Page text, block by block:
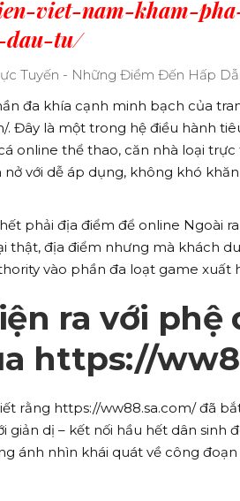
viet-nam-kham-
dau-tu/
đa khía cạnh minh bạch của
. Đây là một trong hệ điều hành
online thể thao, căn nhà loại
với dễ áp dụng, không khó
phải địa điểm để online Ngoài
thật, địa điểm nhưng mà khách
vào phần đa loạt game xuất
ra với phệ
https://
rằng https://ww88.sa.com/ đã
giản dị – kết nối hầu hết dân sinh
ánh nhìn khái quát về công